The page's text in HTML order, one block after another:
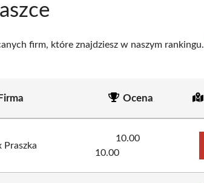
firm, które znajdziesz w naszym rankingu.
Firma Ocena
10.00
10.00